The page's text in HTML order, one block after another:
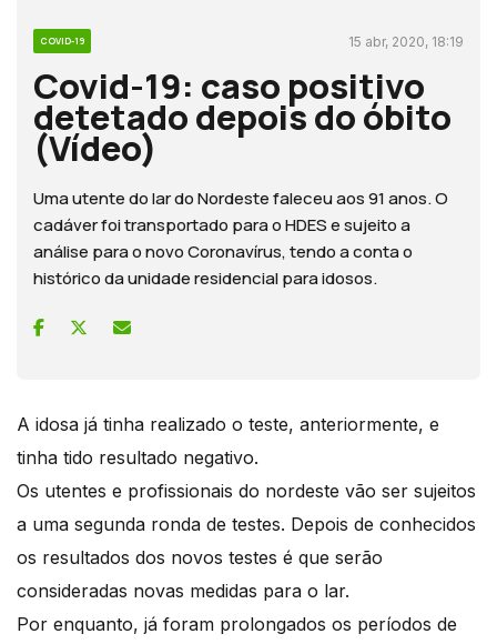
COVID-19 15 abr, 2020, 18:19
Covid-19: caso positivo
detetado depois do óbito
(Vídeo)
Uma utente do lar do Nordeste faleceu aos 91 anos. O
cadáver foi transportado para o HDES e sujeito a
análise para o novo Coronavírus, tendo a conta o
histórico da unidade residencial para idosos.
A idosa já tinha realizado o teste, anteriormente, e
tinha tido resultado negativo.
Os utentes e profissionais do nordeste vão ser sujeitos
a uma segunda ronda de testes. Depois de conhecidos
os resultados dos novos testes é que serão
consideradas novas medidas para o lar.
Por enquanto, já foram prolongados os períodos de